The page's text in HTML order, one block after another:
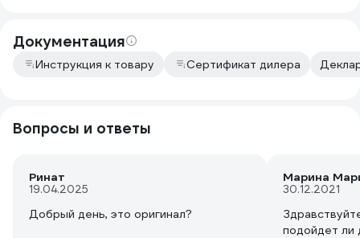
Документация
Инструкция к товару Сертификат дилера
Вопросы и ответы
Ринат
19.04.2025
Добрый день, это оригинал?
Марина
30.12.2021
подойдет ли